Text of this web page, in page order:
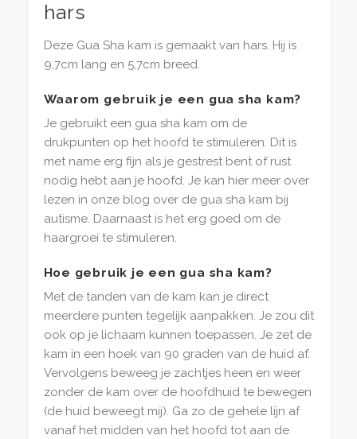
hars
Deze Gua Sha kam is gemaakt van hars. Hij is
9,7cm lang en 5,7cm breed.
Waarom gebruik je een gua sha kam?
Je gebruikt een gua sha kam om de
drukpunten op het hoofd te stimuleren. Dit is
met name erg fijn als je gestrest bent of rust
nodig hebt aan je hoofd. Je kan hier meer over
lezen in onze blog over de gua sha kam bij
autisme. Daarnaast is het erg goed om de
haargroei te stimuleren.
Hoe gebruik je een gua sha kam?
Met de tanden van de kam kan je direct
meerdere punten tegelijk aanpakken. Je zou dit
ook op je lichaam kunnen toepassen. Je zet de
kam in een hoek van 90 graden van de huid af.
Vervolgens beweeg je zachtjes heen en weer
zonder de kam over de hoofdhuid te bewegen
(de huid beweegt mij). Ga zo de gehele lijn af
vanaf het midden van het hoofd tot aan de